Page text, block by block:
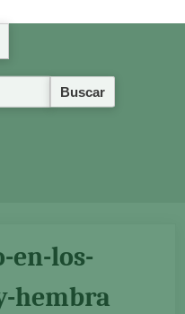
en-los-
hembra